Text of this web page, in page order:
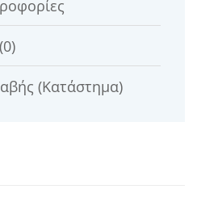
(Κατάστημα)